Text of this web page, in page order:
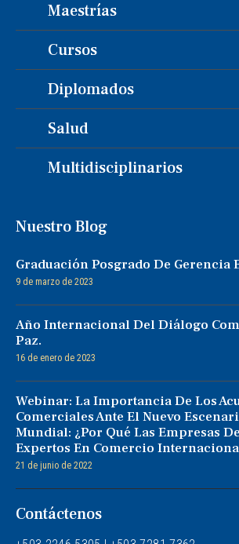
Maestrías
Cursos
Diplomados
Salud
Multidisciplinarios
Nuestro Blog
Graduación Posgrado De Gerencia
9 de marzo de 2023
Año Internacional Del Diálogo
Paz.
16 de enero de 2023
Webinar: La Importancia De Los
Comerciales Ante El Nuevo
Mundial: ¿Por Qué Las Empresas
Expertos En Comercio
21 de junio de 2022
Contáctenos